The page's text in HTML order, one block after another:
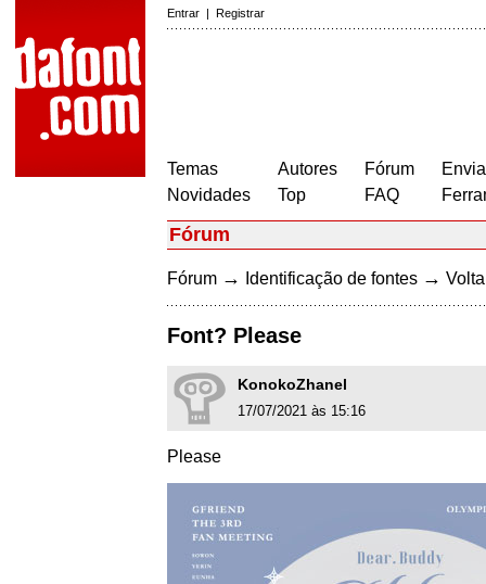
Entrar | Registrar
Temas
Novidades
Autores
Top
Fórum
FAQ
Fórum
Fórum → Identificação de fontes →
Font? Please
KonokoZhanel
17/07/2021 às 15:16
Please